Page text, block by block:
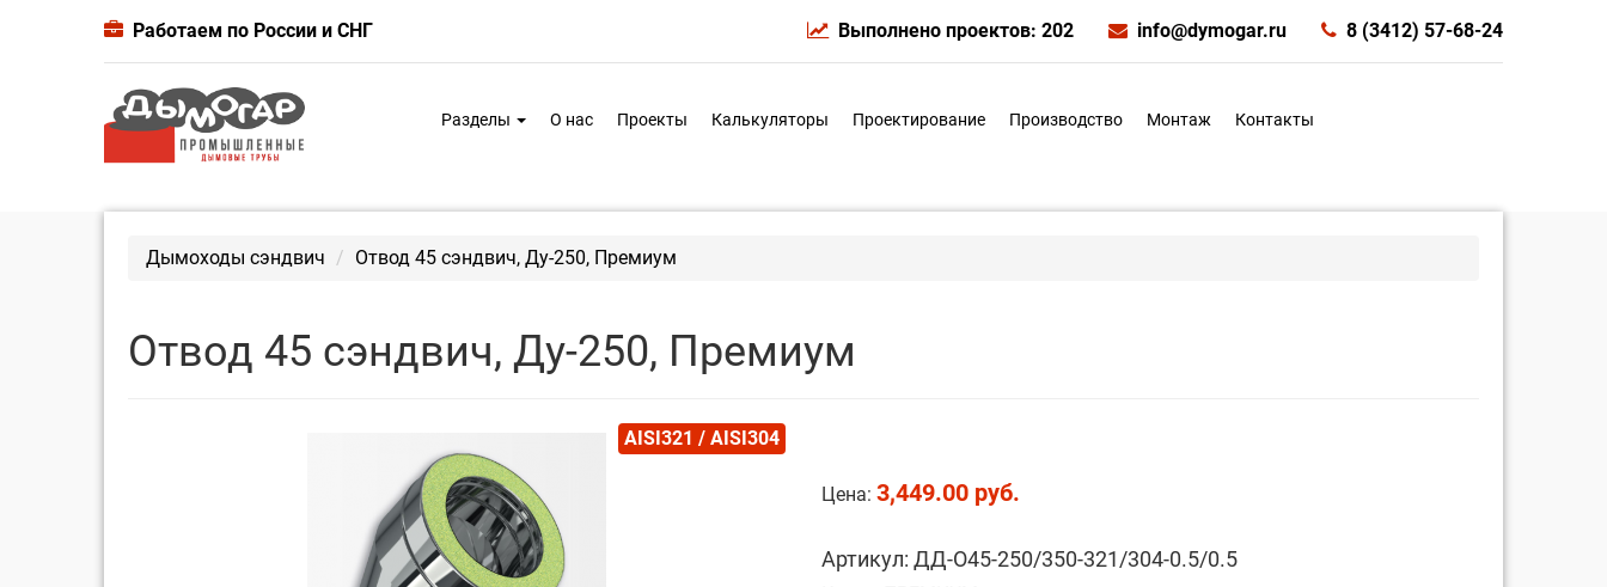
Работаем по России и СНГ Выполнено проектов: 202 info@dymogar.ru 8 (3412) 57-68-24
Разделы О нас Проекты Калькуляторы Проектирование Производство Монтаж Контакты
Дымоходы сэндвич Отвод 45 сэндвич, Ду-250, Премиум
Отвод 45 сэндвич, Ду-250, Премиум
AISI321 / AISI304
Цена: 3,449.00 руб.
Артикул: ДД-О45-250/350-321/304-0.5/0.5